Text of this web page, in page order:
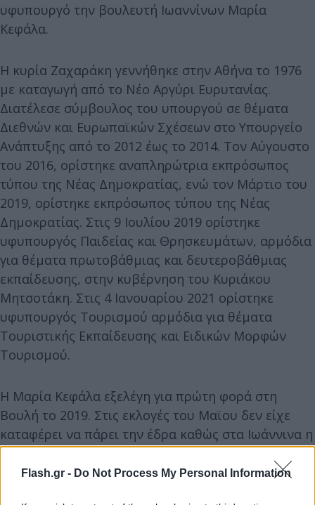
Flash.gr - Do Not Process My Personal Information
υφυπουργό την βουλευτή Ιωαννίνων Μαρία
Κεφάλα.
Η κυρία Ζαχαράκη γεννήθηκε στην Αθήνα το 1976
με καταγωγή από το Νέο Αργύρι Ευρυτανίας.
Διατέλεσε σύμβουλος του υπουργού σε θέματα
Διεθνών και Ευρωπαϊκών Σχέσεων στο Υπουργείο
Ανάπτυξης από το 2012 έως το 2014. Τον Αύγουστο
του 2016, ορίστηκε αναπληρώτρια εκπρόσωπος
τύπου της Νέας Δημοκρατίας, ενώ τον Μάρτιο του
2019, ορίστηκε εκπρόσωπος τύπου της Νέας
Δημοκρατίας. Στις 9 Ιουλίου 2019 ορίστηκε
υφυπουργός Παιδείας και Θρησκευμάτων, αρμόδια
για θέματα πρωτοβάθμιας και δευτεροβάθμιας
εκπαίδευσης, στην κυβέρνηση του Κυριάκου
Μητσοτάκη. Στις 4 Ιανουαρίου 2021 ορίστηκε
υφυπουργός Τουρισμού αρμόδια για θέματα
Τουριστικής Εκπαίδευσης και Ειδικών Μορφών
Τουρισμού.
Η Μαρία Κεφάλα εξελέγη για πρώτη φορά στη
Βουλή το 2019. Στις εκλογές του Μαϊου δεν είχε
καταφέρει να πάρει την έδρα καθώς στα Ιωάννινα η
ΝΔ έβγαλε μόλις έναν βουλευτή. Είναι πτυχιούχος
της Ιατρικής Σχολής Ιωαννίνων και κάτοχος